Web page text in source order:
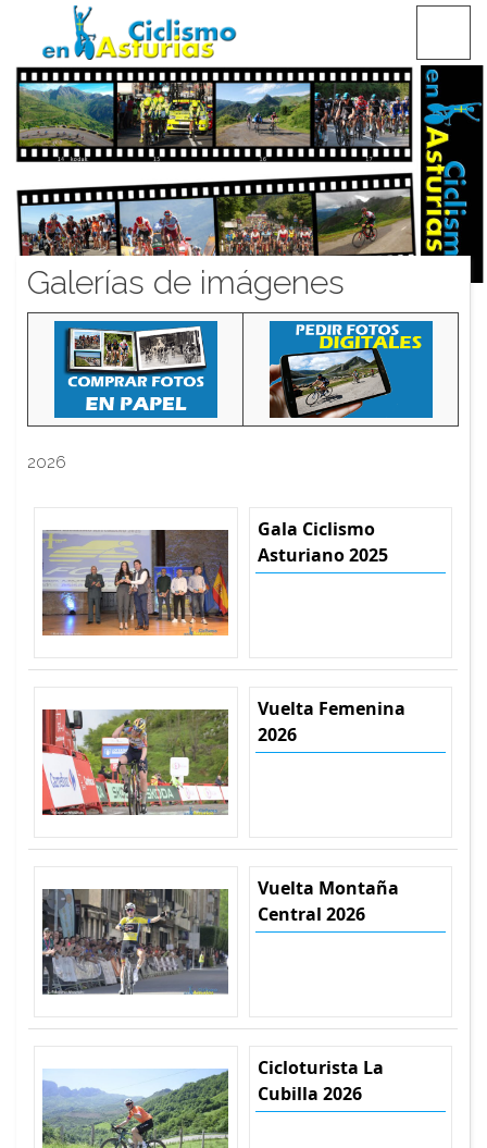
CICLISMO EN ASTURIAS
Galerías de imágenes
2026
Gala Ciclismo
Asturiano 2025
Vuelta Femenina
2026
Vuelta Montaña
Central 2026
Cicloturista La
Cubilla 2026